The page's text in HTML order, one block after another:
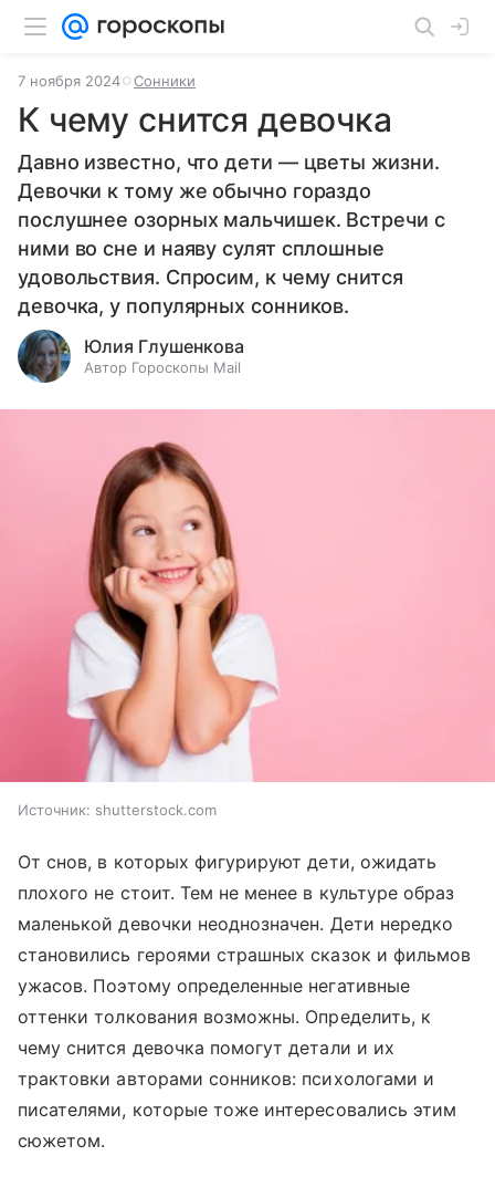
7 ноября 2024 Сонники
К чему снится девочка
Давно известно, что дети — цветы жизни.
Девочки к тому же обычно гораздо
послушнее озорных мальчишек. Встречи с
ними во сне и наяву сулят сплошные
удовольствия. Спросим, к чему снится
девочка, у популярных сонников.
Юлия Глушенкова
Автор Гороскопы Mail
Источник: shutterstock.com
От снов, в которых фигурируют дети, ожидать
плохого не стоит. Тем не менее в культуре образ
маленькой девочки неоднозначен. Дети нередко
становились героями страшных сказок и фильмов
ужасов. Поэтому определенные негативные
оттенки толкования возможны. Определить, к
чему снится девочка помогут детали и их
трактовки авторами сонников: психологами и
писателями, которые тоже интересовались этим
сюжетом.